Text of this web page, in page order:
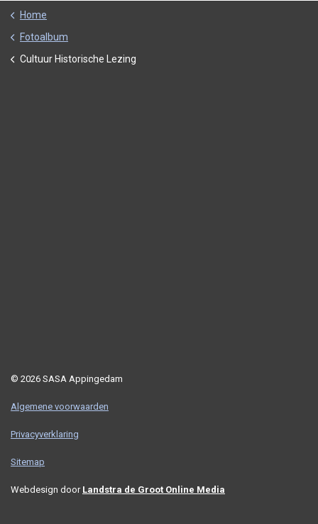
Home
Fotoalbum
Cultuur Historische Lezing
© 2026 SASA Appingedam
Algemene voorwaarden
Privacyverklaring
Sitemap
Webdesign door Landstra de Groot Online Media